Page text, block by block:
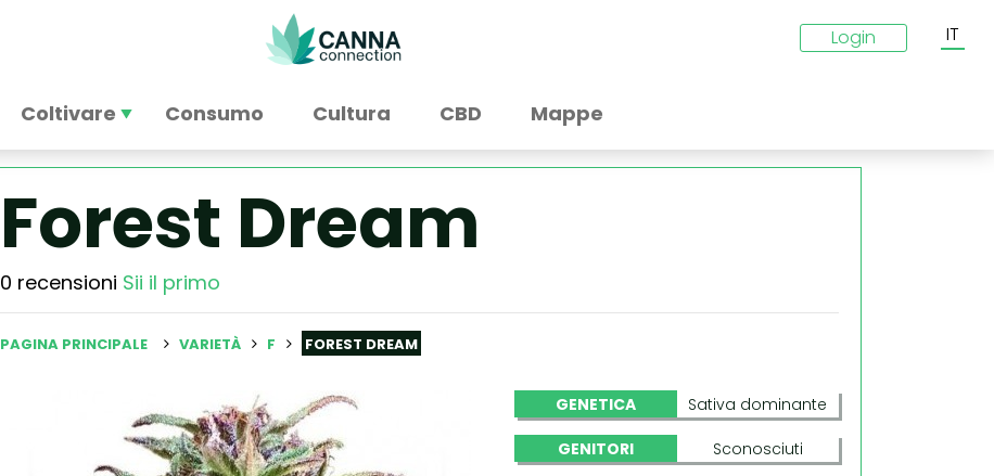
Login IT
Coltivare Consumo Cultura CBD Mappe
Forest Dream
0 recensioni Sii il primo
PAGINA PRINCIPALE VARIETÀ F FOREST DREAM
GENETICA Sativa dominante
GENITORI Sconosciuti